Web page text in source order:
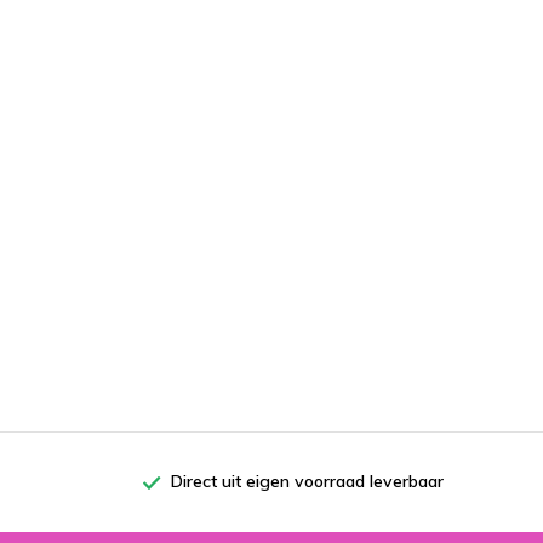
Direct uit eigen voorraad leverbaar